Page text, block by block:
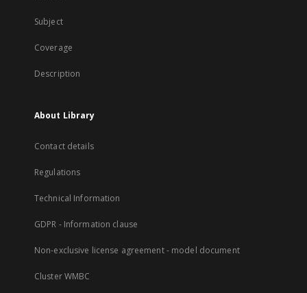
Subject
Coverage
Description
About Library
Contact details
Regulations
Technical Information
GDPR - Information clause
Non-exclusive license agreement - model document
Cluster WMBC